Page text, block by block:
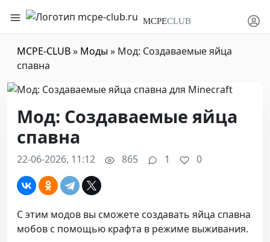
MCPECLUB
MCPE-CLUB» Моды» Мод: Создаваемые яйца
спавна
Мод: Создаваемые яйца
спавна
22-06-2026, 11:12 865 1 0
С этим модов вы сможете создавать яйца спавна
мобов с помощью крафта в режиме выживания.